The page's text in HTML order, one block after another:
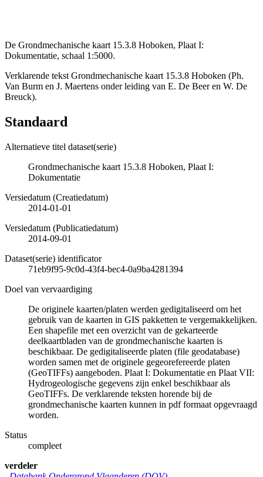
De Grondmechanische kaart 15.3.8 Hoboken, Plaat I:
Dokumentatie, schaal 1:5000.
Verklarende tekst Grondmechanische kaart 15.3.8 Hoboken (Ph.
Van Burm en J. Maertens onder leiding van E. De Beer en W. De
Breuck).
Standaard
Alternatieve titel dataset(serie)
Grondmechanische kaart 15.3.8 Hoboken, Plaat I:
Dokumentatie
Versiedatum (Creatiedatum)
2014-01-01
Versiedatum (Publicatiedatum)
2014-09-01
Dataset(serie) identificator
71eb9f95-9c0d-43f4-bec4-0a9ba4281394
Doel van vervaardiging
De originele kaarten/platen werden gedigitaliseerd om het
gebruik van de kaarten in GIS pakketten te vergemakkelijken.
Een shapefile met een overzicht van de gekarteerde
deelkaartbladen van de grondmechanische kaarten is
beschikbaar. De gedigitaliseerde platen (file geodatabase)
worden samen met de originele gegeorefereerde platen
(GeoTIFFs) aangeboden. Plaat I: Dokumentatie en Plaat VII:
Hydrogeologische gegevens zijn enkel beschikbaar als
GeoTIFFs. De verklarende teksten horende bij de
grondmechanische kaarten kunnen in pdf formaat opgevraagd
worden.
Status
compleet
verdeler